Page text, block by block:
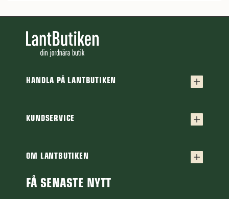
HANDLA PÅ LANTBUTIKEN
Frakt & leverans
Finansiering
Guider & Artiklar
KUNDSERVICE
Frågor & svar
Cookiepolicy
OM LANTBUTIKEN
Om Lantbutiken
FÅ SENASTE NYTT